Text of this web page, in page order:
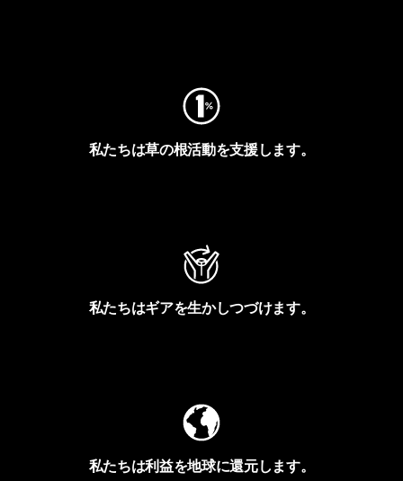
私たちは草の根活動を支援します。
私たちはギアを生かしつづけます。
私たちは利益を地球に還元します。